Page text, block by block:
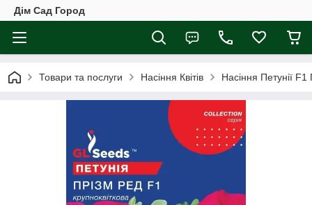
Дім Сад Город
Товари та послуги Насіння Квітів Насіння Петунії